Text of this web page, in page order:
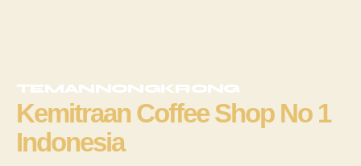
TEMANNONGKRONG
Kemitraan Coffee Shop No 1
Indonesia